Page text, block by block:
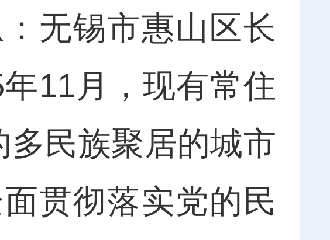
无锡市惠山区长
11月，现有常住
多民族聚居的城市
贯彻落实党的民